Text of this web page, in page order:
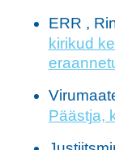
ERR ,
kirikud
Päästja,